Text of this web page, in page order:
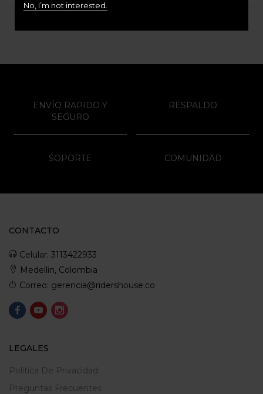
No, I’m not interested.
ENVÍO RAPIDO Y
SEGURO
RESPALDO
SOPORTE COMUNIDAD
CONTACTO
Celular: 3113422933
Medellin, Colombia
Correo: gerencia@ridershouse.co
LEGALES
Politica De Privacidad
Preguntas Frecuentes